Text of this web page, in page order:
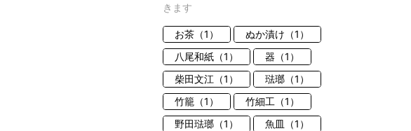
きます
お茶（1）
ぬか漬け（1）
八尾和紙（1）
器（1）
柴田文江（1）
琺瑯（1）
竹籠（1）
竹細工（1）
野田琺瑯（1）
魚皿（1）